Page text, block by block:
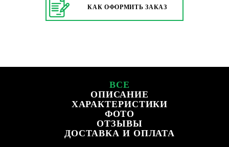
КАК ОФОРМИТЬ ЗАКАЗ
ВСЕ
ОПИСАНИЕ
ХАРАКТЕРИСТИКИ
ФОТО
ОТЗЫВЫ
ДОСТАВКА И ОПЛАТА